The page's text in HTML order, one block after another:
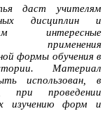
даст учителям
дисциплин и
интересные
применения
формы обучения в
Материал
использован, в
при проведении
изучению форм и